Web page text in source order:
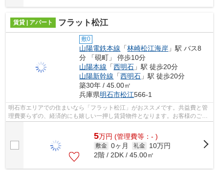
賃貸 | アパート フラット松江
敷0
山陽電鉄本線 「林崎松江海岸 」駅 バス8
分 「硯町」 停歩10分
山陽本線 「西明石 」駅 徒歩20分
山陽新幹線 「西明石 」駅 徒歩20分
築30年 / 45.00㎡
兵庫県明石市松江566-1
明石市エリアでの住まいなら「フラット松江」がおススメです。共益費と管
理費要らずの、経済的にも嬉しい一押し賃貸物件となります。お客様のご希
5万円 (管理費等：- )
敷金 0ヶ月 礼金
10万円
2階 / 2DK / 45.00㎡